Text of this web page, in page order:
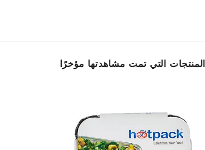
المنتجات التي تمت مشاهدتها مؤخرًا